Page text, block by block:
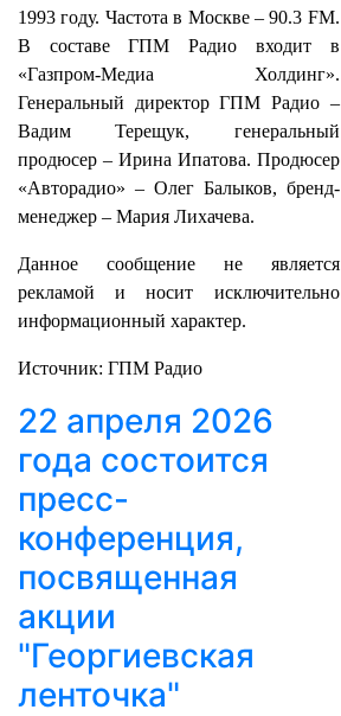
1993 году. Частота в Москве – 90.3 FM.
В составе ГПМ Радио входит в
«Газпром-Медиа Холдинг».
Генеральный директор ГПМ Радио –
Вадим Терещук, генеральный
продюсер – Ирина Ипатова. Продюсер
«Авторадио» – Олег Балыков, бренд-
менеджер – Мария Лихачева.
Данное сообщение не является
рекламой и носит исключительно
информационный характер.
Источник: ГПМ Радио
22 апреля 2026
года состоится
пресс-
конференция,
посвященная
акции
"Георгиевская
ленточка"